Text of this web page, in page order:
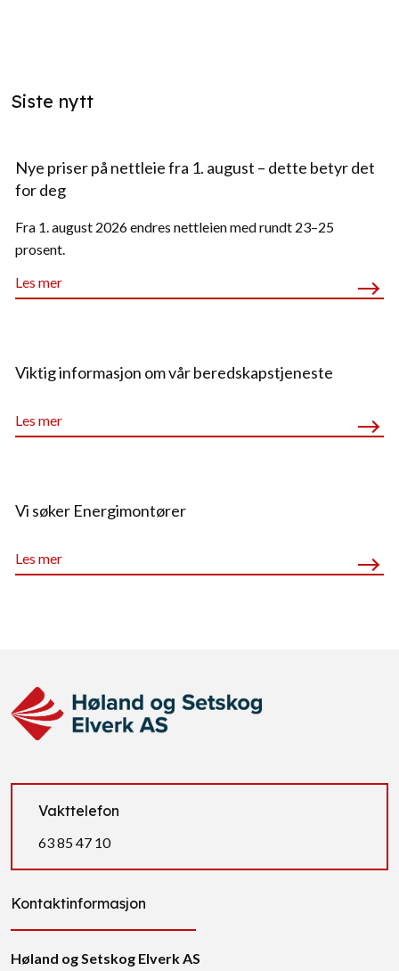
Siste nytt
Nye priser på nettleie fra 1. august – dette betyr det
for deg
Fra 1. august 2026 endres nettleien med rundt 23–25
prosent.
Les mer
Viktig informasjon om vår beredskapstjeneste
Les mer
Vi søker Energimontører
Les mer
Vakttelefon
63 85 47 10
Kontaktinformasjon
Høland og Setskog Elverk AS